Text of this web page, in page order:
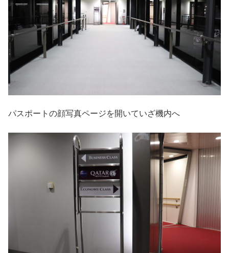
パスポートの顔写真ページを開いていざ機内へ